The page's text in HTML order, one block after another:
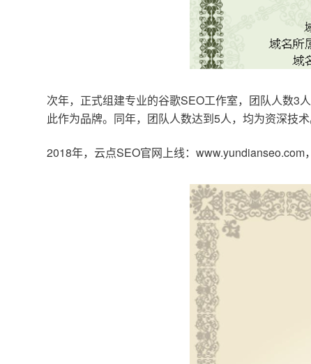
次年，正式组建专业的谷歌SEO工作室，团队人数3
此作为品牌。同年，团队人数达到5人，均为资深技术
2018年，云点SEO官网上线：www.yundianseo.com